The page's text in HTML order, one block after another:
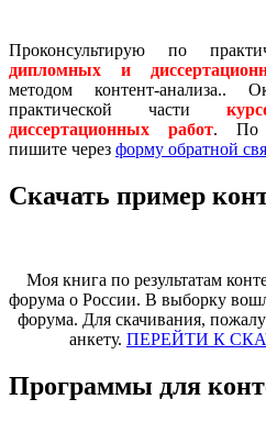
Проконсультирую по
дипломных и
методом контент-анализа..
практической части
диссертационных работ. По
пишите через форму обратной
Скачать пример
Моя книга по результатам
форума о России. В выборку
форума. Для скачивания,
анкету. ПЕРЕЙТИ К
Программы для